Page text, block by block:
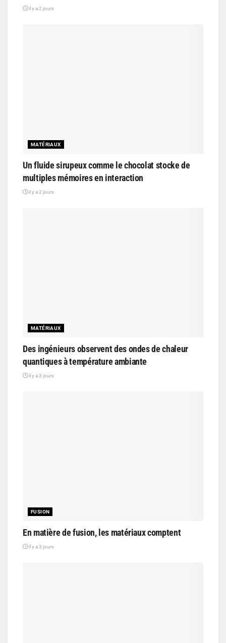
il y a 2 jours
MATÉRIAUX
Un fluide sirupeux comme le chocolat stocke de
multiples mémoires en interaction
il y a 2 jours
MATÉRIAUX
Des ingénieurs observent des ondes de chaleur
quantiques à température ambiante
il y a 3 jours
FUSION
En matière de fusion, les matériaux comptent
il y a 3 jours